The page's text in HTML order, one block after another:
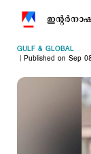
GULF & GLOBAL
Published on Sep